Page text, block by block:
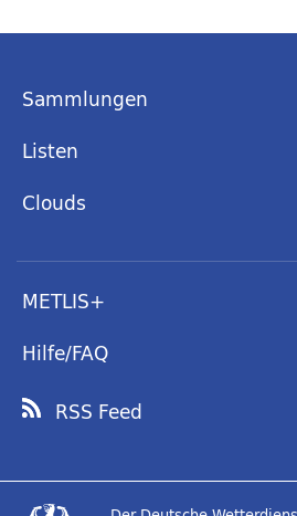
Sammlungen
Listen
Clouds
METLIS+
Hilfe/FAQ
RSS Feed